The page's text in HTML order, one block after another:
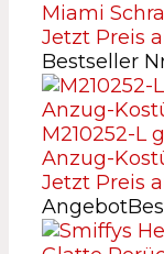
Miami
Jetzt Preis
Bestseller
M210252-L
Anzug-
Jetzt Preis
Angebot